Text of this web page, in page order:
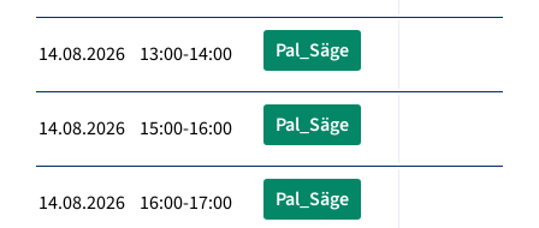
14.08.2026 13:00-14:00 Pal_Säge
14.08.2026 15:00-16:00 Pal_Säge
14.08.2026 16:00-17:00 Pal_Säge